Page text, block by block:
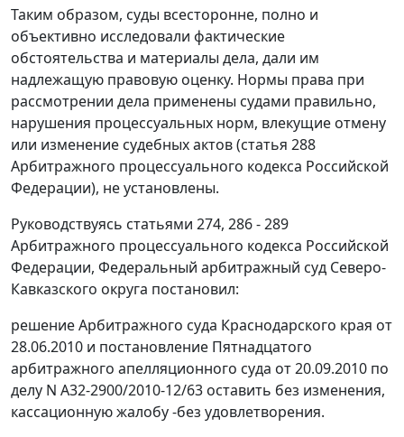
Таким образом, суды всесторонне, полно и
объективно исследовали фактические
обстоятельства и материалы дела, дали им
надлежащую правовую оценку. Нормы права при
рассмотрении дела применены судами правильно,
нарушения процессуальных норм, влекущие отмену
или изменение судебных актов (статья 288
Арбитражного процессуального кодекса Российской
Федерации), не установлены.
Руководствуясь статьями 274, 286 - 289
Арбитражного процессуального кодекса Российской
Федерации, Федеральный арбитражный суд Северо-
Кавказского округа постановил:
решение Арбитражного суда Краснодарского края от
28.06.2010 и постановление Пятнадцатого
арбитражного апелляционного суда от 20.09.2010 по
делу N А32-2900/2010-12/63 оставить без изменения,
кассационную жалобу -без удовлетворения.